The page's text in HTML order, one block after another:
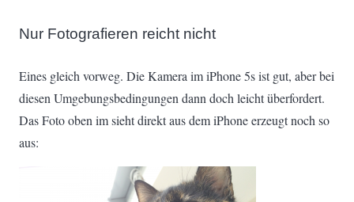
Nur Fotografieren reicht nicht
Eines gleich vorweg. Die Kamera im iPhone 5s ist gut, aber bei
diesen Umgebungsbedingungen dann doch leicht überfordert.
Das Foto oben im sieht direkt aus dem iPhone erzeugt noch so
aus: